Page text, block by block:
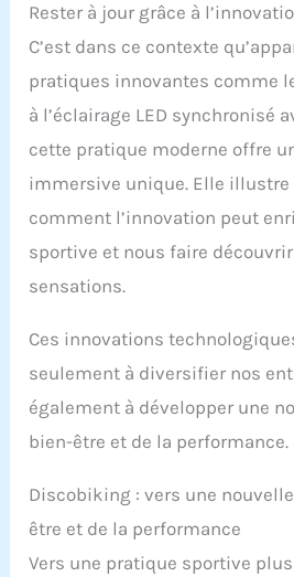
Rester à jour grâce à
C’est dans ce contexte
pratiques innovantes comme
à l’éclairage LED synchronisé
cette pratique moderne offre
immersive unique. Elle
comment l’innovation peut
sportive et nous faire
sensations.
Ces innovations
seulement à diversifier nos
également à développer une
bien-être et de la performance.
Discobiking : vers une
être et de la performance
Vers une pratique sportive